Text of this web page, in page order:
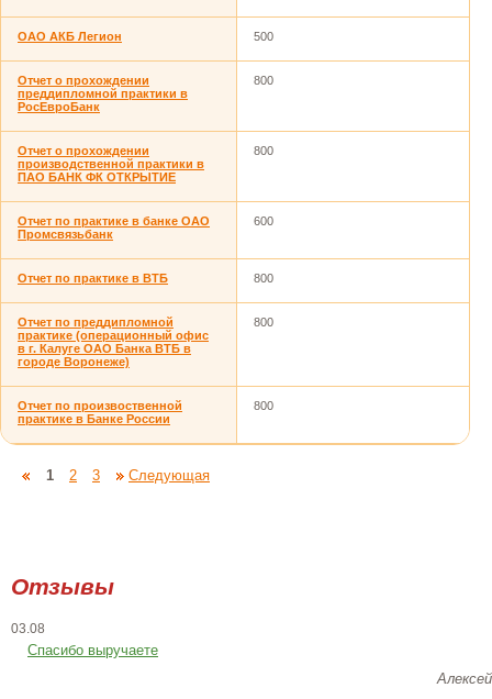
ОАО АКБ Легион 500
Отчет о прохождении
преддипломной практики в
РосЕвроБанк
800
Отчет о прохождении
производственной практики в
ПАО БАНК ФК ОТКРЫТИЕ
800
Отчет по практике в банке ОАО
Промсвязьбанк
600
Отчет по практике в ВТБ 800
Отчет по преддипломной
практике (операционный офис
в г. Калуге ОАО Банка ВТБ в
городе Воронеже)
800
Отчет по произвоственной
практике в Банке России
800
1 2 3 Следующая
Отзывы
03.08
Спасибо выручаете
Алексей